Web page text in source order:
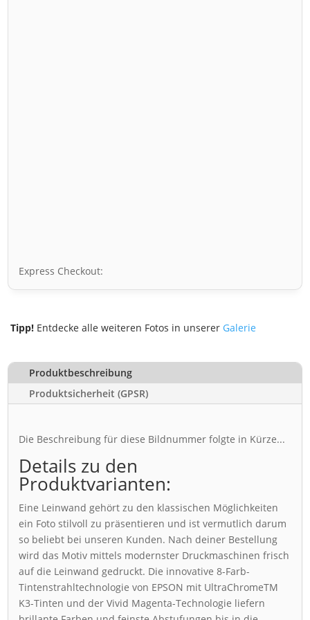
Express Checkout:
Tipp! Entdecke alle weiteren Fotos in unserer Galerie
Produktbeschreibung
Produktsicherheit (GPSR)
Die Beschreibung für diese Bildnummer folgte in Kürze...
Details zu den
Produktvarianten:
Eine Leinwand gehört zu den klassischen Möglichkeiten
ein Foto stilvoll zu präsentieren und ist vermutlich darum
so beliebt bei unseren Kunden. Nach deiner Bestellung
wird das Motiv mittels modernster Druckmaschinen frisch
auf die Leinwand gedruckt. Die innovative 8-Farb-
Tintenstrahltechnologie von EPSON mit UltraChromeTM
K3-Tinten und der Vivid Magenta-Technologie liefern